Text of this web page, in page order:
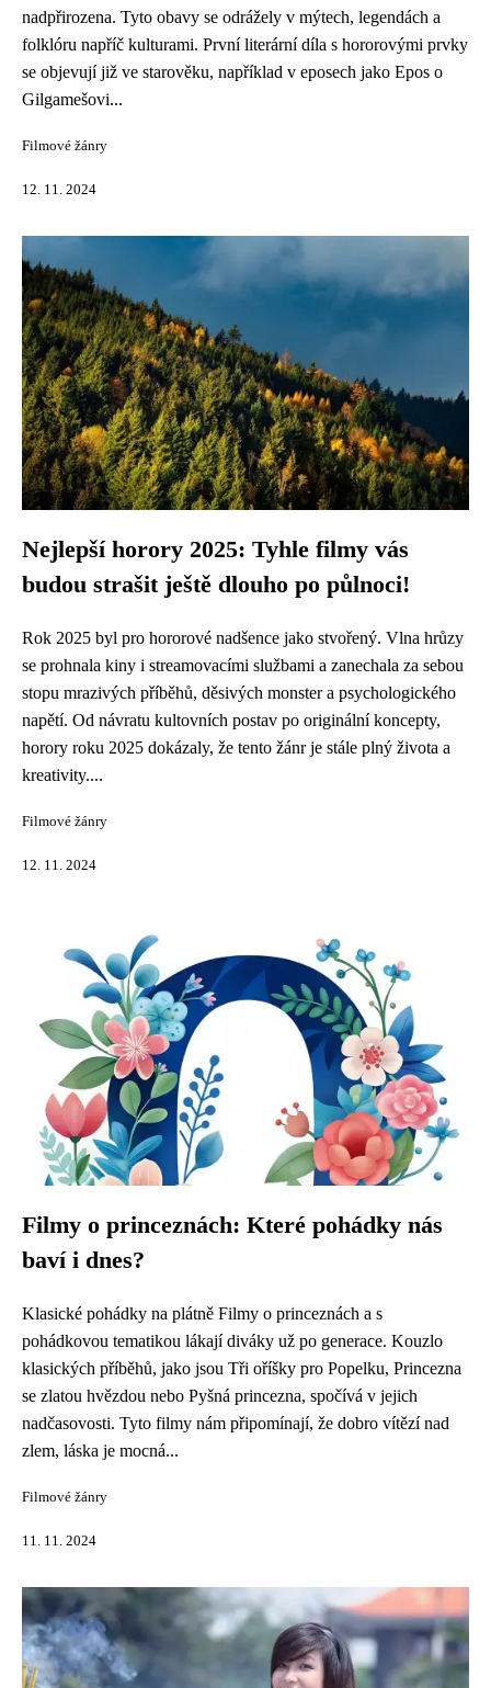
nadpřirozena. Tyto obavy se odrážely v mýtech, legendách a
folklóru napříč kulturami. První literární díla s hororovými prvky
se objevují již ve starověku, například v eposech jako Epos o
Gilgamešovi...
Filmové žánry
12. 11. 2024
Nejlepší horory 2025: Tyhle filmy vás
budou strašit ještě dlouho po půlnoci!
Rok 2025 byl pro hororové nadšence jako stvořený. Vlna hrůzy
se prohnala kiny i streamovacími službami a zanechala za sebou
stopu mrazivých příběhů, děsivých monster a psychologického
napětí. Od návratu kultovních postav po originální koncepty,
horory roku 2025 dokázaly, že tento žánr je stále plný života a
kreativity....
Filmové žánry
12. 11. 2024
Filmy o princeznách: Které pohádky nás
baví i dnes?
Klasické pohádky na plátně Filmy o princeznách a s
pohádkovou tematikou lákají diváky už po generace. Kouzlo
klasických příběhů, jako jsou Tři oříšky pro Popelku, Princezna
se zlatou hvězdou nebo Pyšná princezna, spočívá v jejich
nadčasovosti. Tyto filmy nám připomínají, že dobro vítězí nad
zlem, láska je mocná...
Filmové žánry
11. 11. 2024